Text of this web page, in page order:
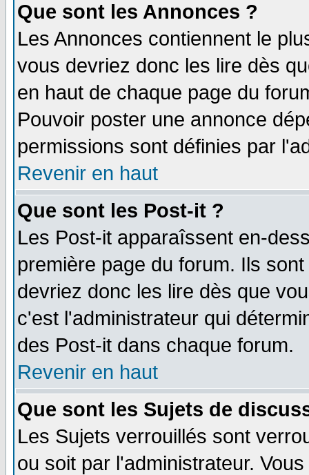
Que sont les Annonces ?
Les Annonces contiennent le
vous devriez donc les lire dès
en haut de chaque page du
Pouvoir poster une annonce
permissions sont définies par
Revenir en haut
Que sont les Post-it ?
Les Post-it apparaîssent en-
première page du forum. Ils
devriez donc les lire dès que
c'est l'administrateur qui
des Post-it dans chaque forum.
Revenir en haut
Que sont les Sujets de
Les Sujets verrouillés sont
ou soit par l'administrateur.